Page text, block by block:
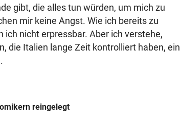
gibt, die alles tun würden, um mich zu
mir keine Angst. Wie ich bereits zu
nicht erpressbar. Aber ich verstehe,
die Italien lange Zeit kontrolliert haben, ein
reingelegt